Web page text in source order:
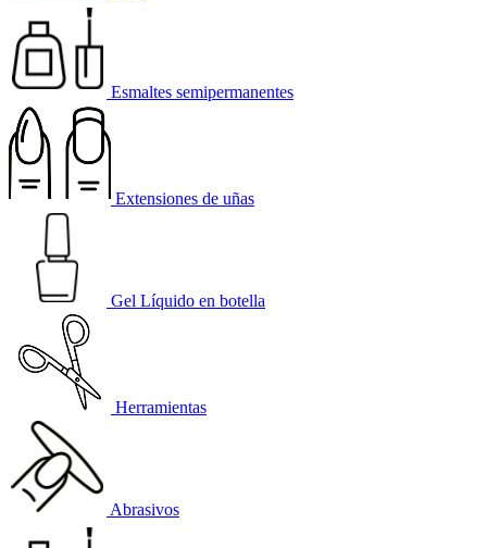
Esmaltes semipermanentes
Extensiones de uñas
Gel Líquido en botella
Herramientas
Abrasivos